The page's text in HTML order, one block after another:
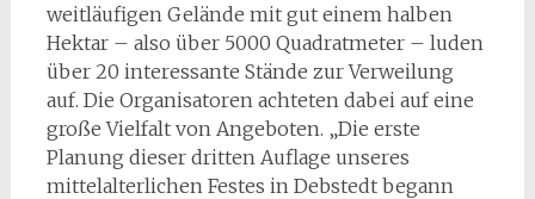
weitläufigen Gelände mit gut einem halben
Hektar – also über 5000 Quadratmeter – luden
über 20 interessante Stände zur Verweilung
auf. Die Organisatoren achteten dabei auf eine
große Vielfalt von Angeboten. „Die erste
Planung dieser dritten Auflage unseres
mittelalterlichen Festes in Debstedt begann